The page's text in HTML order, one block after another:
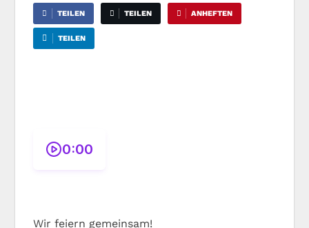
TEILEN TEILEN ANHEFTEN
TEILEN
0:00
Wir feiern gemeinsam!